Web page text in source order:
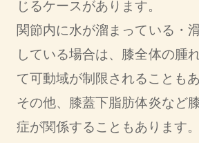
じるケースがあります。
関節内に水が溜まっている・
している場合は、膝全体の腫
て可動域が制限されることもあ
その他、膝蓋下脂肪体炎など
症が関係することもあります。